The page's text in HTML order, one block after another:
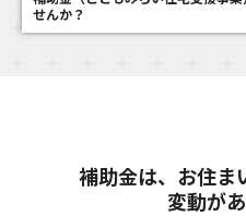
せんか？
補助金は、お住ま
変動があ